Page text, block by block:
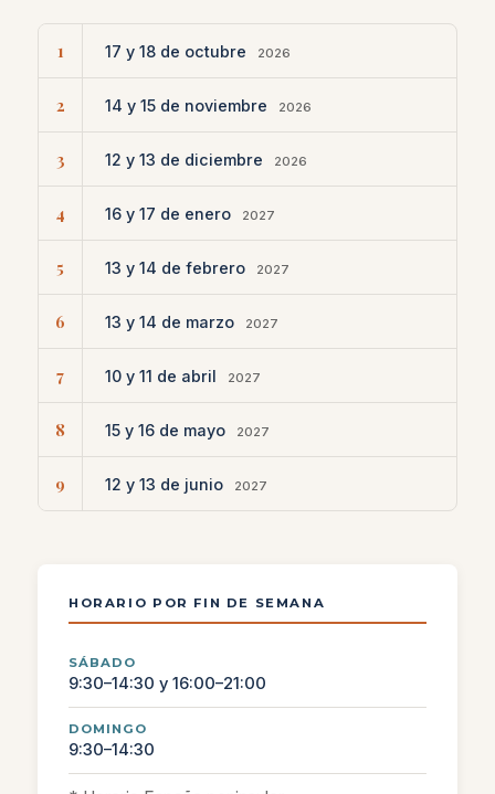
1 17 y 18 de octubre 2026
2 14 y 15 de noviembre 2026
3 12 y 13 de diciembre 2026
4 16 y 17 de enero 2027
5 13 y 14 de febrero 2027
6 13 y 14 de marzo 2027
7 10 y 11 de abril 2027
8 15 y 16 de mayo 2027
9 12 y 13 de junio 2027
HORARIO POR FIN DE SEMANA
SÁBADO
9:30–14:30 y 16:00–21:00
DOMINGO
9:30–14:30